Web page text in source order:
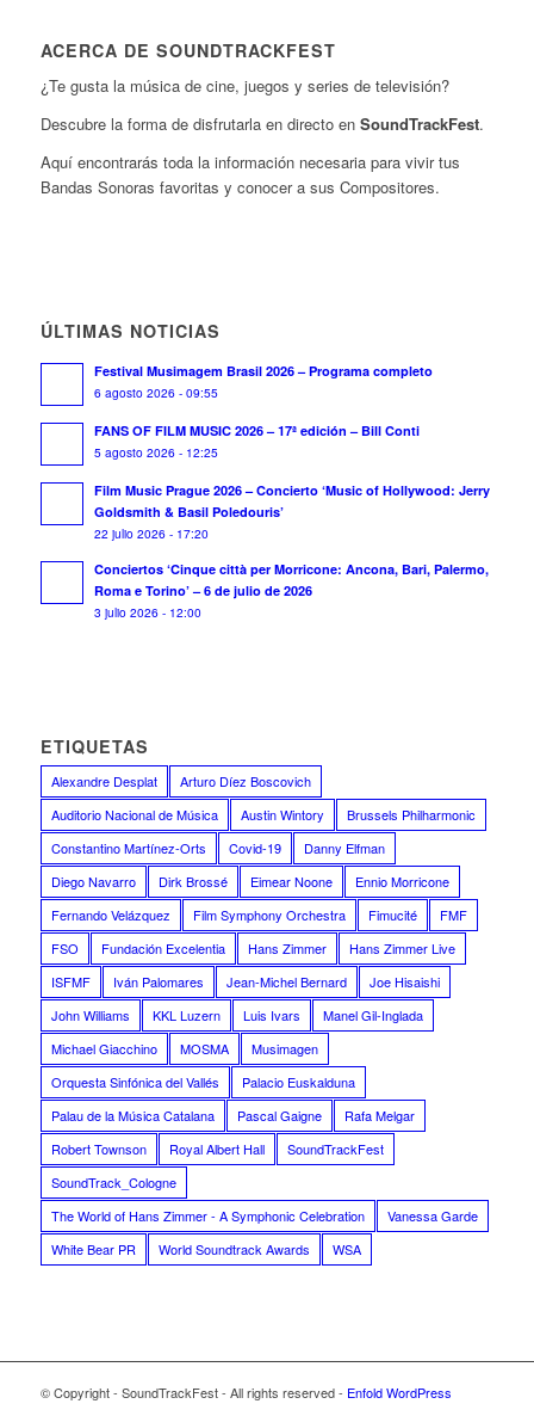
ACERCA DE SOUNDTRACKFEST
¿Te gusta la música de cine, juegos y series de televisión?
Descubre la forma de disfrutarla en directo en SoundTrackFest.
Aquí encontrarás toda la información necesaria para vivir tus
Bandas Sonoras favoritas y conocer a sus Compositores.
ÚLTIMAS NOTICIAS
Festival Musimagem Brasil 2026 – Programa completo
6 agosto 2026 - 09:55
FANS OF FILM MUSIC 2026 – 17ª edición – Bill Conti
5 agosto 2026 - 12:25
Film Music Prague 2026 – Concierto ‘Music of Hollywood: Jerry
Goldsmith & Basil Poledouris’
22 julio 2026 - 17:20
Conciertos ‘Cinque città per Morricone: Ancona, Bari, Palermo,
Roma e Torino’ – 6 de julio de 2026
3 julio 2026 - 12:00
ETIQUETAS
Alexandre Desplat
Arturo Díez Boscovich
Auditorio Nacional de Música
Austin Wintory
Brussels Philharmonic
Constantino Martínez-Orts
Covid-19
Danny Elfman
Diego Navarro
Dirk Brossé Eimear Noone
Ennio Morricone
Fernando Velázquez
Film Symphony Orchestra Fimucité
FMF
FSO
Fundación Excelentia Hans Zimmer
Hans Zimmer Live
ISFMF
Iván Palomares Jean-Michel Bernard
Joe Hisaishi
John Williams
KKL Luzern Luis Ivars
Manel Gil-Inglada
Michael Giacchino
MOSMA
Musimagen
Orquesta Sinfónica del Vallés
Palacio Euskalduna
Palau de la Música Catalana
Pascal Gaigne
Rafa Melgar
Robert Townson
Royal Albert Hall
SoundTrackFest
SoundTrack_Cologne
The World of Hans Zimmer - A Symphonic Celebration
Vanessa Garde
White Bear PR
World Soundtrack Awards WSA
© Copyright - SoundTrackFest - All rights reserved - Enfold WordPress